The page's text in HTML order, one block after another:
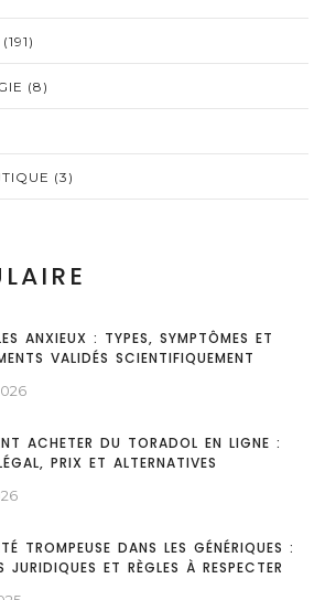
(191)
(8)
(3)
ANXIEUX : TYPES, SYMPTÔMES ET
VALIDÉS SCIENTIFIQUEMENT
ACHETER DU TORADOL EN LIGNE :
PRIX ET ALTERNATIVES
TROMPEUSE DANS LES GÉNÉRIQUES :
JURIDIQUES ET RÈGLES À RESPECTER